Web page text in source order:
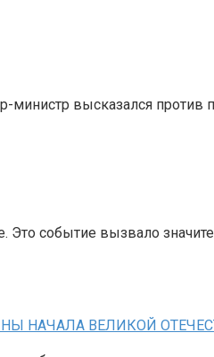
министр высказался
событие вызвало
НАЧАЛА ВЕЛИКОЙ